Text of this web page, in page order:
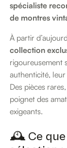
spécialiste
de montres
À partir
collection
rigoureusement
authenticité,
Des pièces
poignet des
exigeants.
🕰️ Ce que